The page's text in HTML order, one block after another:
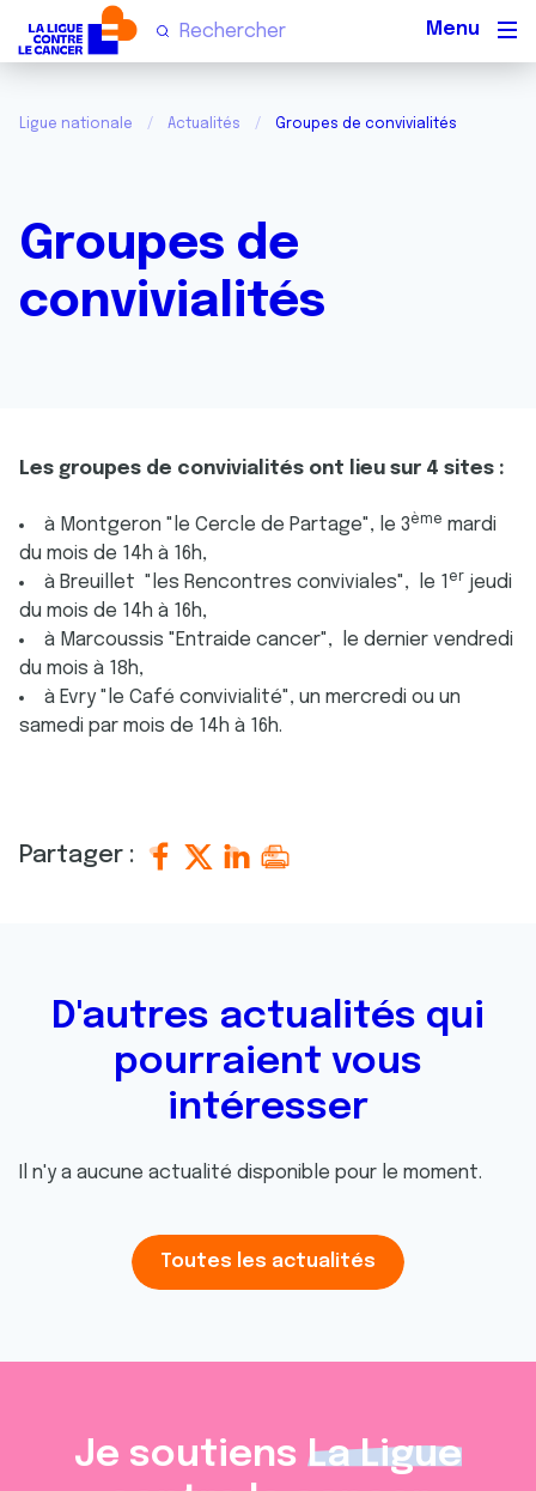
Ligue nationale Actualités Groupes de convivialités
Groupes de
convivialités
Les groupes de convivialités ont lieu sur 4 sites :
à Montgeron "le Cercle de Partage", le 3ème mardi
du mois de 14h à 16h,
à Breuillet "les Rencontres conviviales", le 1 er jeudi
du mois de 14h à 16h,
à Marcoussis "Entraide cancer", le dernier vendredi
du mois à 18h,
à Evry "le Café convivialité", un mercredi ou un
samedi par mois de 14h à 16h.
Partager :
D'autres actualités qui
pourraient vous
intéresser
Il n'y a aucune actualité disponible pour le moment.
Toutes les actualités
Je soutiens La Ligue